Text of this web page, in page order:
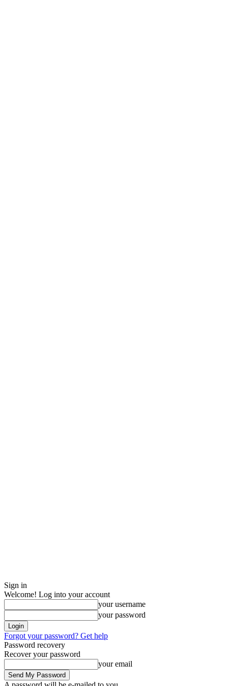
Sign in
Welcome! Log into your account
your username
your password
Forgot your password? Get help
Password recovery
Recover your password
your email